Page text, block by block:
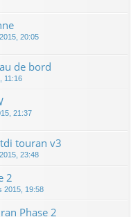
20:05
de bord
11:16
21:37
tdi touran v3
23:48
2
2015, 19:58
Phase 2